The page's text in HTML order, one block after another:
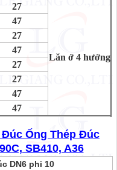
27
Lăn ở 4 hướng
47
27
47
27
27
47
47
Đúc Ống Thép Đúc
SB410, A36
DN6 phi 10